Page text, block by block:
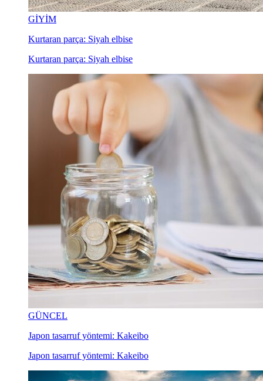
GİYİM
Kurtaran parça: Siyah elbise
Kurtaran parça: Siyah elbise
GÜNCEL
Japon tasarruf yöntemi: Kakeibo
Japon tasarruf yöntemi: Kakeibo